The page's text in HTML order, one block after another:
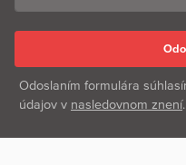
Odoslaním formulára
údajov v nasledovnom znení.